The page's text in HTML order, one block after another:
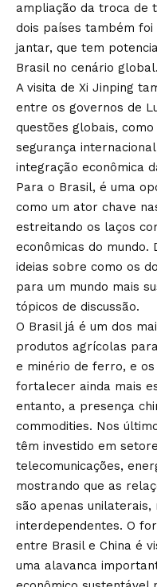
ampliação da troca de
dois países também
jantar, que tem
Brasil no cenário global.
A visita de Xi Jinping
entre os governos de
questões globais,
segurança
integração econômica
Para o Brasil, é uma
como um ator chave
estreitando os laços
econômicas do
ideias sobre como os
para um mundo mais
tópicos de discussão.
O Brasil já é um dos
produtos agrícolas
e minério de ferro, e
fortalecer ainda mais
entanto, a presença
commodities. Nos
têm investido em
telecomunicações,
mostrando que as
são apenas unilaterais,
interdependentes. O
entre Brasil e China é
uma alavanca